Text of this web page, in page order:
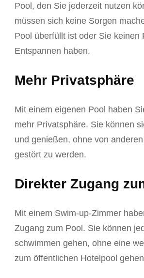
Pool, den Sie jederzeit nutzen
müssen sich keine Sorgen
Pool überfüllt ist oder Sie keinen
Entspannen haben.
Mehr Privatsphäre
Mit einem eigenen Pool haben
mehr Privatsphäre. Sie können
und genießen, ohne von
gestört zu werden.
Direkter Zugang
Mit einem Swim-up-Zimmer
Zugang zum Pool. Sie können
schwimmen gehen, ohne eine
zum öffentlichen Hotelpool